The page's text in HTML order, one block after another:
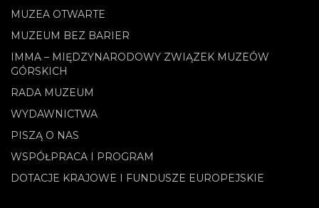
MUZEA OTWARTE
MUZEUM BEZ BARIER
IMMA – MIĘDZYNARODOWY ZWIĄZEK MUZEÓW
GÓRSKICH
RADA MUZEUM
WYDAWNICTWA
PISZĄ O NAS
WSPÓŁPRACA I PROGRAM
DOTACJE KRAJOWE I FUNDUSZE EUROPEJSKIE